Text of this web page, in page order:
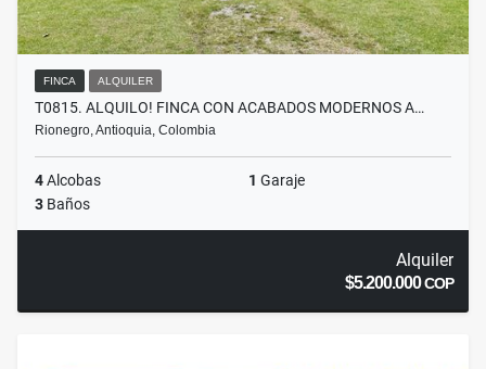
FINCA ALQUILER
T0815. ALQUILO! FINCA CON ACABADOS MODERNOS A…
Rionegro, Antioquia, Colombia
4Alcobas 1 Garaje
3 Baños
Alquiler
$5.200.000COP